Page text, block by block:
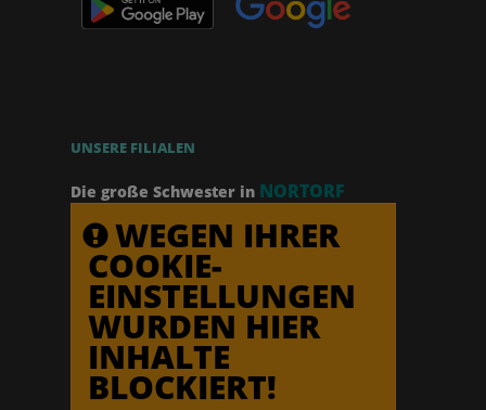
UNSERE FILIALEN
Die große Schwester in NORTORF
WEGEN IHRER
COOKIE-
EINSTELLUNGEN
WURDEN HIER
INHALTE
BLOCKIERT!